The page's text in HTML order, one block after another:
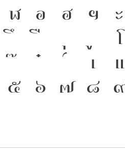
ฬ อ ฮ ฯ ะ
โ
เ แ
๕ ๖ ๗ ๘